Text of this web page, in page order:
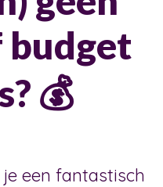
💰
een fantastisch